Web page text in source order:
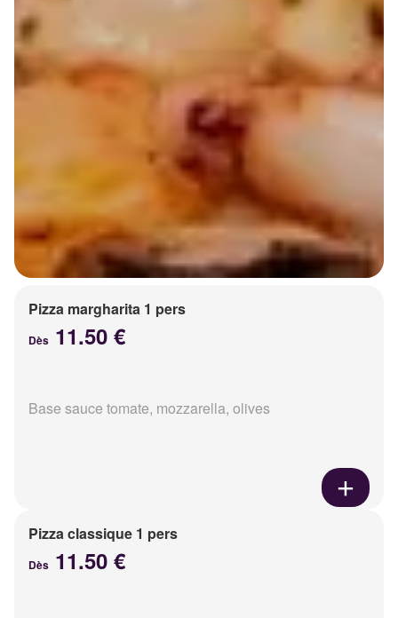
Pizza margharita 1 pers
Dès 11.50 €
Base sauce tomate, mozzarella, olives
Pizza classique 1 pers
Dès 11.50 €